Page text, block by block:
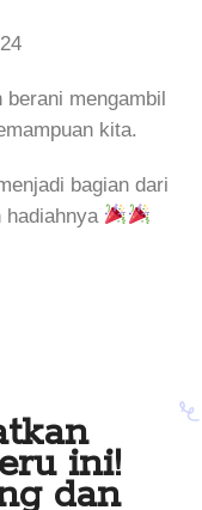
mengambil
kita.
bagian dari
ini!
dan